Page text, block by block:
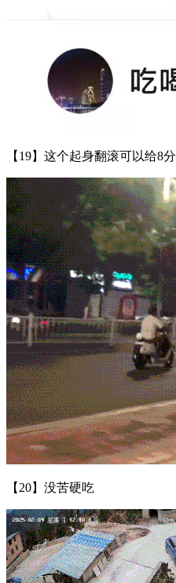
【19】这个起身翻滚可以给8分
【20】没苦硬吃